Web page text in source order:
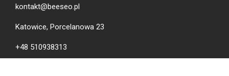
kontakt@beeseo.pl
Katowice, Porcelanowa 23
+48 510938313